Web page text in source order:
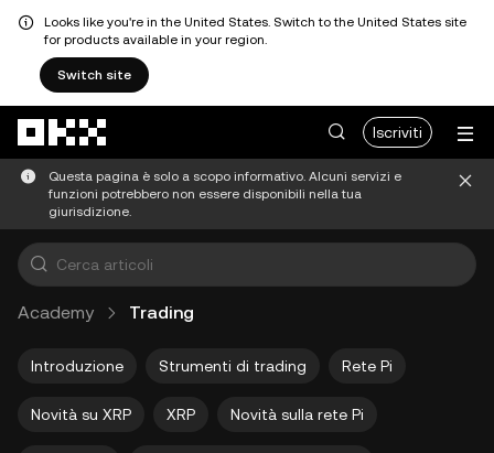
Looks like you're in the United States. Switch to the United States site
for products available in your region.
Switch site
Iscriviti
Questa pagina è solo a scopo informativo. Alcuni servizi e
funzioni potrebbero non essere disponibili nella tua
giurisdizione.
Academy Trading
Introduzione Strumenti di trading Rete Pi
Novità su XRP XRP Novità sulla rete Pi